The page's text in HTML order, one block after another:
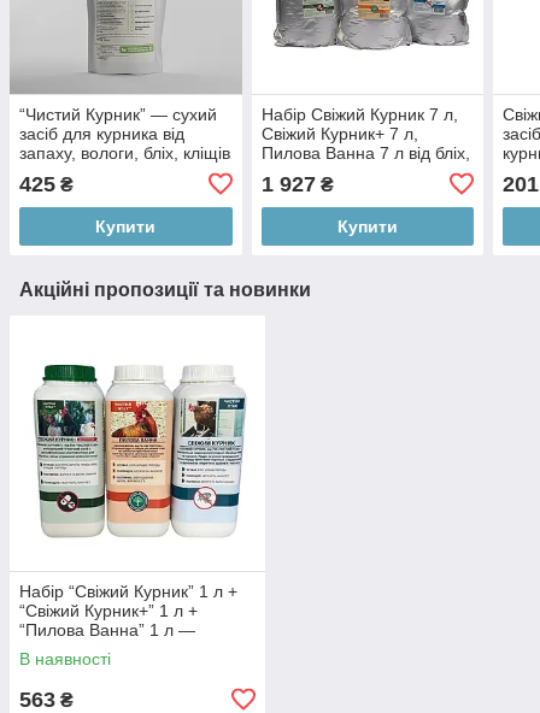
“Чистий Курник” — сухий
засіб для курника від
запаху, вологи, бліх, кліщів
425 ₴
Купити
Набір Свіжий Курник 7 л,
Свіжий Курник+ 7 л,
Пилова Ванна 7 л від бліх,
1 927₴
Купити
201
Акційні пропозиції та новинки
Набір “Свіжий Курник” 1 л +
“Свіжий Курник+” 1 л +
“Пилова Ванна” 1 л —
комплексний догляд за
курником та птицею
В наявності
563 ₴